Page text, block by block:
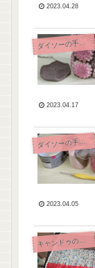
2023.04.28
ダ
イソーの手芸糸
2023.04.17
ダ
イソーの手芸糸
2023.04.05
ャンドゥの手芸糸